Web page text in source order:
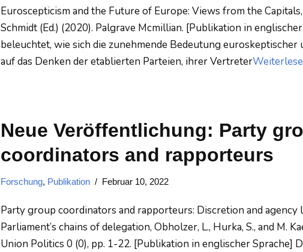
Euroscepticism and the Future of Europe: Views from the Capitals,
Schmidt (Ed.) (2020). Palgrave Mcmillian.​ [Publikation in
beleuchtet, wie sich die zunehmende Bedeutung
auf das Denken der etablierten Parteien, ihrer Vertreter
Neue Veröffentlichung: Party
coordinators and rapporteurs
Forschung, Publikation Februar 10, 2022
Party group coordinators and rapporteurs: Discretion and agency
Parliament’s chains of delegation, Obholzer, L., Hurka, S., and M.
Union Politics 0 (0), pp. 1-22. [Publikation in englischer Sprache]